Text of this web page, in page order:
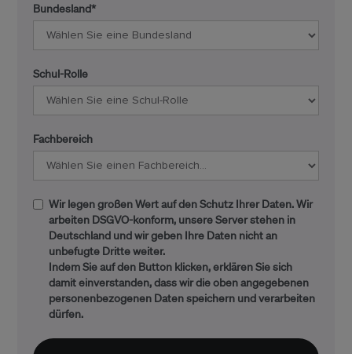
Bundesland*
Schul-Rolle
Fachbereich
Wir legen großen Wert auf den Schutz Ihrer Daten. Wir
arbeiten DSGVO-konform, unsere Server stehen in
Deutschland und wir geben Ihre Daten nicht an
unbefugte Dritte weiter.
Indem Sie auf den Button klicken, erklären Sie sich
damit einverstanden, dass wir die oben angegebenen
personenbezogenen Daten speichern und verarbeiten
dürfen.